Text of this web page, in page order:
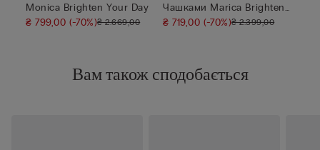
Monica Brighten Your Day
₴ 799,00(-70%)₴ 2.669,00
Чашками Marica Brighten
Y...
₴ 719,00(-70%)₴ 2.399,00
Вам також сподобається